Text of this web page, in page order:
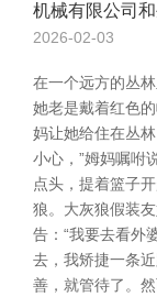
机械有限公司
2026-02-03
在一个远方的丛
她老是戴着红色
妈让她给住在丛
小心，”姆妈嘱咐
点头，提着篮子
狼。大灰狼假装
告：“我要去看外
去，我矫捷一条
善，就管待了。